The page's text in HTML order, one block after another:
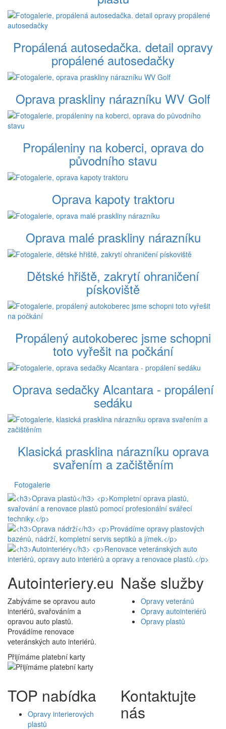
Propálená autosedačka. detail opravy
propálené autosedačky
Oprava praskliny nárazníku WV Golf
Propáleniny na koberci, oprava do
původního stavu
Oprava kapoty traktoru
Oprava malé praskliny nárazníku
Dětské hřiště, zakrytí ohraničení
pískoviště
Propálený autokoberec jsme schopni
toto vyřešit na počkání
Oprava sedačky Alcantara - propálení
sedáku
Klasická prasklina nárazníku oprava
svařením a začištěním
Fotogalerie
Autointeriery.eu
Zabýváme se opravou auto
interiérů, svařováním a
opravou auto plastů.
Provádíme renovace
veteránských auto interiérů.
Přijímáme platební karty
Naše služby
Opravy veteránů
Opravy autointeriérů
Opravy plastů
TOP nabídka
Opravy interierových
plastů
Kontaktujte
nás